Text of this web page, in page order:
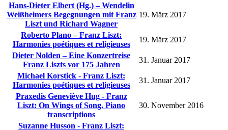
Hans-Dieter Elbert (Hg.) – Wendelin
Weißheimers Begegnungen mit Franz
Liszt und Richard Wagner
19. März 2017
Roberto Plano – Franz Liszt:
Harmonies poétiques et religieuses
19. März 2017
Dieter Nolden – Eine Konzertreise
Franz Liszts vor 175 Jahren
31. Januar 2017
Michael Korstick - Franz Liszt:
Harmonies poétiques et religieuses
31. Januar 2017
Praxedis Geneviève Hug - Franz
Liszt: On Wings of Song. Piano
transcriptions
30. November 2016
Suzanne Husson - Franz Liszt: